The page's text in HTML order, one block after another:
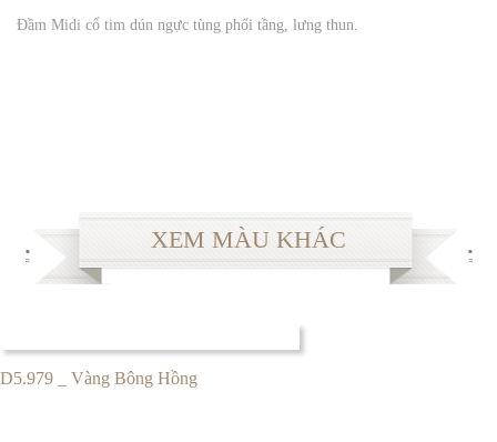
Đầm Midi cổ tim dún ngực tùng phối tầng, lưng thun.
XEM MÀU KHÁC
D5.979 _ Vàng Bông Hồng